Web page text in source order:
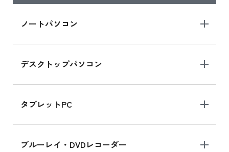
ノートパソコン
デスクトップパソコン
タブレットPC
ブルーレイ・DVDレコーダー
ら
iPad mini シリーズ 2024
iPad mini 8.3インチ の新品買取価格
iPhone 16 シリーズ
iPhone 16 の新品買取価格